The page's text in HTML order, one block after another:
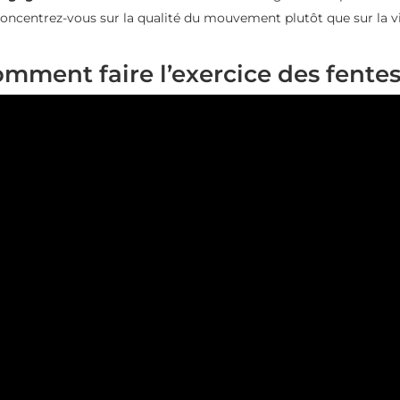
vous sur la qualité du mouvement plutôt que sur la
faire l’exercice des fentes